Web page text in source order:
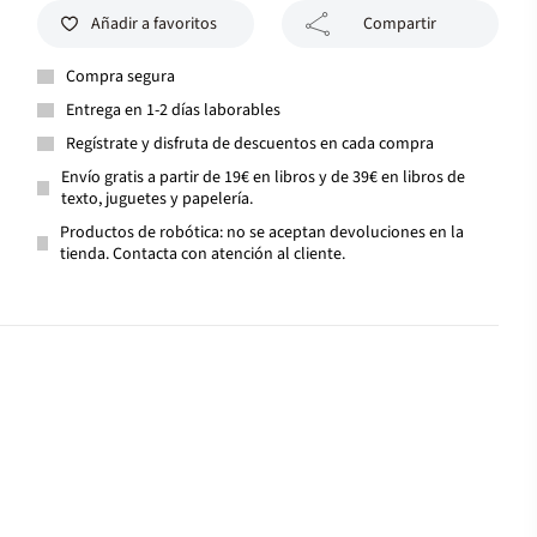
Añadir a favoritos Compartir
Compra segura
Entrega en 1-2 días laborables
Regístrate y disfruta de descuentos en cada compra
Envío gratis a partir de 19€ en libros y de 39€ en libros de
texto, juguetes y papelería.
Productos de robótica: no se aceptan devoluciones en la
tienda. Contacta con atención al cliente.